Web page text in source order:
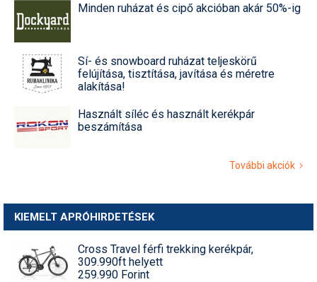
Minden ruházat és cipő akcióban akár 50%-ig
Sí- és snowboard ruházat teljeskörű
felújítása, tisztítása, javítása és méretre
alakítása!
Használt síléc és használt kerékpár
beszámítása
További akciók
KIEMELT APRÓHIRDETÉSEK
Cross Travel férfi trekking kerékpár,
309.990ft helyett
259.990 Forint